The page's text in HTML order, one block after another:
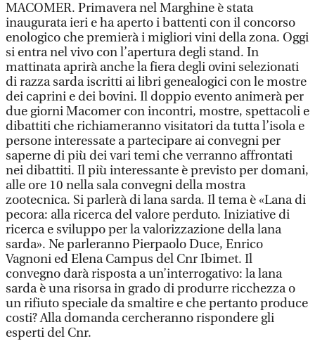
MACOMER. Primavera nel Marghine è stata
inaugurata ieri e ha aperto i battenti con il concorso
enologico che premierà i migliori vini della zona. Oggi
si entra nel vivo con l’apertura degli stand. In
mattinata aprirà anche la fiera degli ovini selezionati
di razza sarda iscritti ai libri genealogici con le mostre
dei caprini e dei bovini. Il doppio evento animerà per
due giorni Macomer con incontri, mostre, spettacoli e
dibattiti che richiameranno visitatori da tutta l’isola e
persone interessate a partecipare ai convegni per
saperne di più dei vari temi che verranno affrontati
nei dibattiti. Il più interessante è previsto per domani,
alle ore 10 nella sala convegni della mostra
zootecnica. Si parlerà di lana sarda. Il tema è «Lana di
pecora: alla ricerca del valore perduto. Iniziative di
ricerca e sviluppo per la valorizzazione della lana
sarda». Ne parleranno Pierpaolo Duce, Enrico
Vagnoni ed Elena Campus del Cnr Ibimet. Il
convegno darà risposta a un’interrogativo: la lana
sarda è una risorsa in grado di produrre ricchezza o
un rifiuto speciale da smaltire e che pertanto produce
costi? Alla domanda cercheranno rispondere gli
esperti del Cnr.